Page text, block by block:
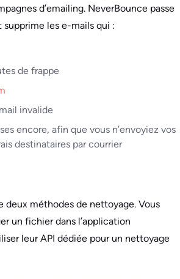
d’emailing. NeverBounce passe
les e-mails qui :
de frappe
invalide
encore, afin que vous n’envoyiez vos
destinataires par courrier
deux méthodes de nettoyage. Vous
un fichier dans l’application
leur API dédiée pour un nettoyage